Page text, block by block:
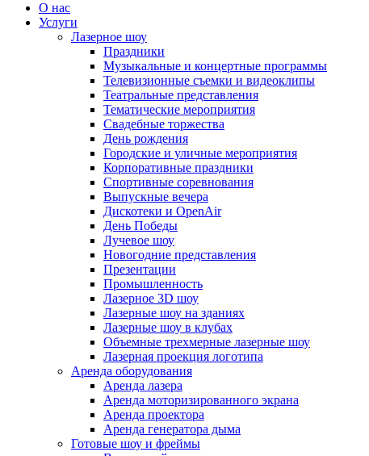
О нас
Услуги
Лазерное шоу
Праздники
Музыкальные и концертные программы
Телевизионные съемки и видеоклипы
Театральные представления
Тематические мероприятия
Свадебные торжества
День рождения
Городские и уличные мероприятия
Корпоративные праздники
Спортивные соревнования
Выпускные вечера
Дискотеки и OpenAir
День Победы
Лучевое шоу
Новогодние представления
Презентации
Промышленность
Лазерное 3D шоу
Лазерные шоу на зданиях
Лазерные шоу в клубах
Объемные трехмерные лазерные шоу
Лазерная проекция логотипа
Аренда оборудования
Аренда лазера
Аренда моторизированного экрана
Аренда проектора
Аренда генератора дыма
Готовые шоу и фреймы